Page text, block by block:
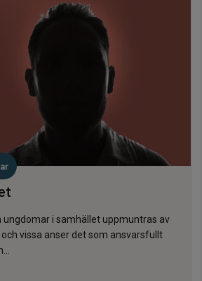
ungdomar i samhället uppmuntras av
vissa anser det som ansvarsfullt